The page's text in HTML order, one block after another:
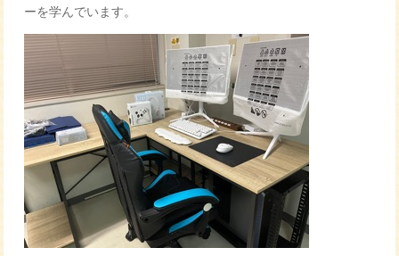
ーを学んでいます。